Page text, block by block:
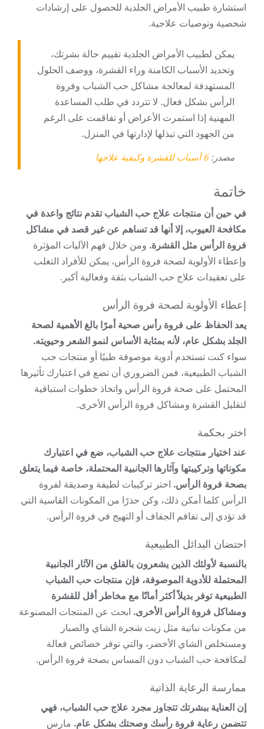
استشارة طبيب الأمراض الجلدية للحصول على إرشادات
شخصية وتوصيات علاجية.
يمكن لطبيب الأمراض الجلدية تقييم حالة بشرتك،
وتحديد الأسباب الكامنة وراء القشرة، ووصف الحلول
المستهدفة لمعالجة مشاكل حب الشباب وفروة
الرأس بشكل فعال. لا تتردد في طلب المساعدة
المهنية إذا استمرت الأعراض أو تفاقمت على الرغم
من الجهود التي تبذلها لإدارتها في المنزل.
مصدر:6 أسباب للقشرة وكيفية علاجها
خاتمة
في حين أن منتجات علاج حب الشباب تقدم نتائج واعدة في
مكافحة العيوب، إلا أنها قد تساهم عن غير قصد في مشاكل
فروة الرأس مثل القشرة. ومن خلال فهم الآليات المؤثرة
وإعطاء الأولوية لصحة فروة الرأس، يمكن للأفراد التغلب
على تعقيدات علاج حب الشباب بثقة وفعالية أكبر.
إعطاء الأولوية لصحة فروة الرأس
يعد الحفاظ على فروة رأس صحية أمرًا بالغ الأهمية لصحة
الجلد بشكل عام، لأنه بمثابة الأساس لنمو الشعر وحيويته.
سواء كنت تستخدم أدوية موصوفة طبيًا أو منتجات حب
الشباب الطبيعية، فمن الضروري أن تضع في اعتبارك تأثيرها
المحتمل على صحة فروة الرأس واتخاذ خطوات استباقية
لتقليل القشرة ومشاكل فروة الرأس الأخرى.
اختر بحكمة
عند اختيار منتجات علاج حب الشباب، ضع في اعتبارك
مكوناتها وتركيبتها وآثارها الجانبية المحتملة، خاصة فيما يتعلق
بصحة فروة الرأس. اختر تركيبات لطيفة وصديقة لفروة
الرأس كلما أمكن ذلك، وكن حذرًا من المكونات القاسية التي
قد تؤدي إلى تفاقم الجفاف أو التهيج في فروة الرأس.
احتضان البدائل الطبيعية
بالنسبة لأولئك الذين يشعرون بالقلق من الآثار الجانبية
المحتملة للأدوية الموصوفة، فإن منتجات حب الشباب
الطبيعية توفر بديلاً أكثر أمانًا مع مخاطر أقل للقشرة
ومشاكل فروة الرأس الأخرى. ابحث عن المنتجات المصنوعة
من مكونات نباتية مثل زيت شجرة الشاي والصبار
ومستخلص الشاي الأخضر، والتي توفر خصائص فعالة
لمكافحة حب الشباب دون المساس بصحة فروة الرأس.
ممارسة الرعاية الذاتية
إن العناية ببشرتك تتجاوز مجرد علاج حب الشباب، فهي
تتضمن رعاية فروة رأسك وصحتك بشكل عام. مارس